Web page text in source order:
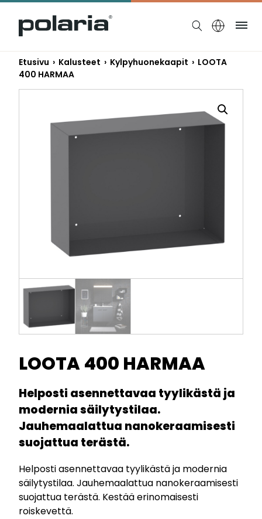
https://polaria.fi/name
Etusivu › Kalusteet › Kylpyhuonekaapit › LOOTA
400 HARMAA
LOOTA 400 HARMAA
Helposti asennettavaa tyylikästä ja
modernia säilytystilaa.
Jauhemaalattua nanokeraamisesti
suojattua terästä.
Helposti asennettavaa tyylikästä ja modernia
säilytystilaa. Jauhemaalattua nanokeraamisesti
suojattua terästä. Kestää erinomaisesti
roiskevettä.